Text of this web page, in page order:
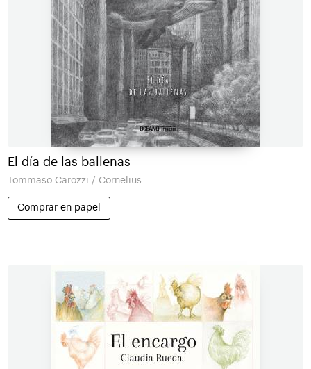
El día de las ballenas
Tommaso Carozzi / Cornelius
Comprar en papel